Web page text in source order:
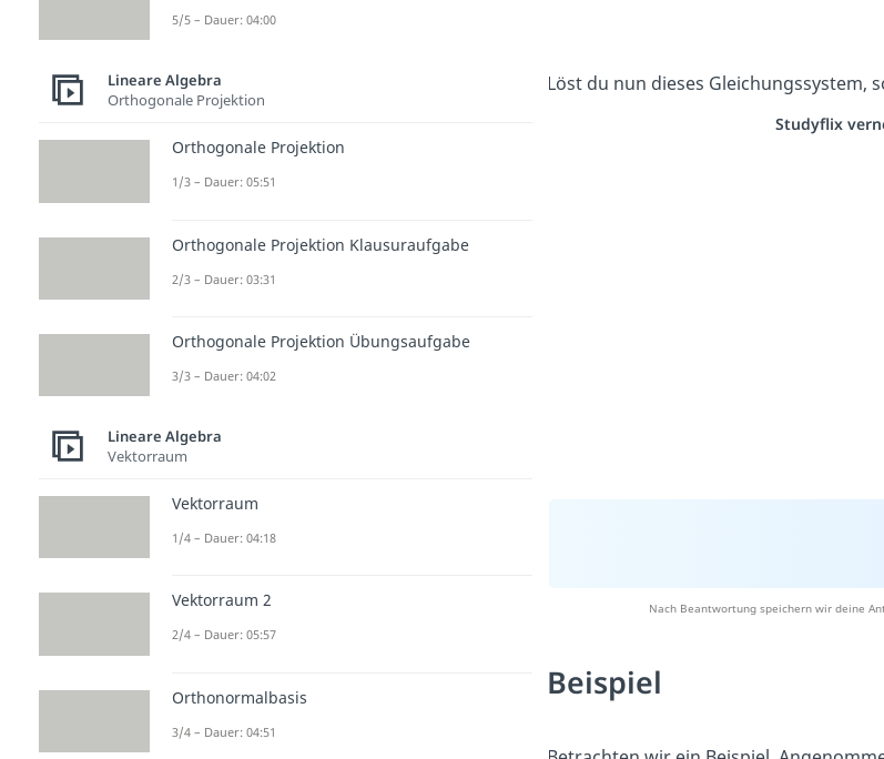
Löst du nun dieses Gleichungssystem,
Studyflix
Nach Beantwortung speichern wir deine
Beispiel
5/5 – Dauer: 04:00
Lineare Algebra
Orthogonale Projektion
Orthogonale Projektion
1/3 – Dauer: 05:51
Orthogonale Projektion Klausuraufgabe
2/3 – Dauer: 03:31
Orthogonale Projektion Übungsaufgabe
3/3 – Dauer: 04:02
Lineare Algebra
Vektorraum
Vektorraum
1/4 – Dauer: 04:18
Vektorraum 2
2/4 – Dauer: 05:57
Orthonormalbasis
3/4 – Dauer: 04:51